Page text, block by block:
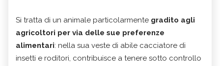
Si tratta di un animale particolarmente gradito agli
agricoltori per via delle sue preferenze
alimentari: nella sua veste di abile cacciatore di
insetti e roditori, contribuisce a tenere sotto controllo